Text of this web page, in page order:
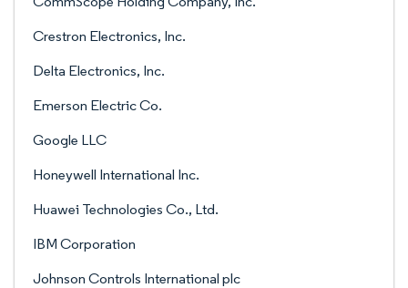
Crestron Electronics, Inc.
Delta Electronics, Inc.
Emerson Electric Co.
Google LLC
Honeywell International Inc.
Huawei Technologies Co., Ltd.
IBM Corporation
Johnson Controls International plc